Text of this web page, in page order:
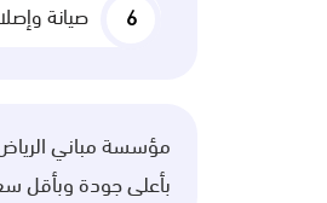
صيانة
مؤسسة مباني
بأعلى جودة وبأقل